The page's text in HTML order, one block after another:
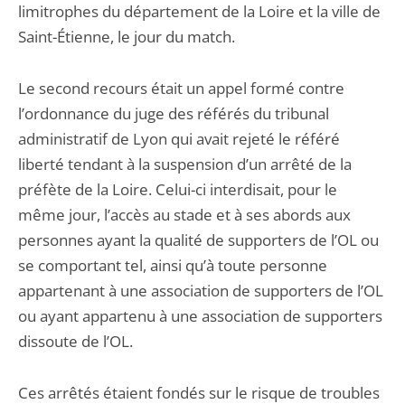
limitrophes du département de la Loire et la ville de
Saint-Étienne, le jour du match.
Le second recours était un appel formé contre
l’ordonnance du juge des référés du tribunal
administratif de Lyon qui avait rejeté le référé
liberté tendant à la suspension d’un arrêté de la
préfète de la Loire. Celui-ci interdisait, pour le
même jour, l’accès au stade et à ses abords aux
personnes ayant la qualité de supporters de l’OL ou
se comportant tel, ainsi qu’à toute personne
appartenant à une association de supporters de l’OL
ou ayant appartenu à une association de supporters
dissoute de l’OL.
Ces arrêtés étaient fondés sur le risque de troubles